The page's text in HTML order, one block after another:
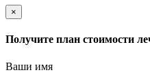
×
Получите план стоимости
Ваши имя